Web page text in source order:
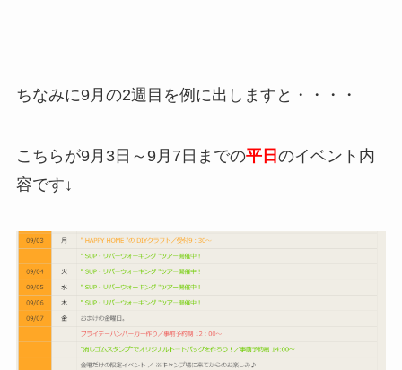
ちなみに9月の2週目を例に出しますと・・・・
こちらが9月3日～9月7日までの平日 のイベント内
容です↓